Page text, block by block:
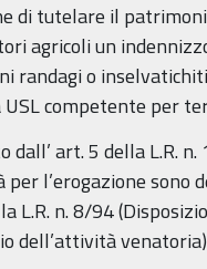
di tutelare il
agricoli un
randagi o
competente per
dall’ art. 5 della L.R.
l’erogazione sono
L.R. n. 8/94
dell’attività